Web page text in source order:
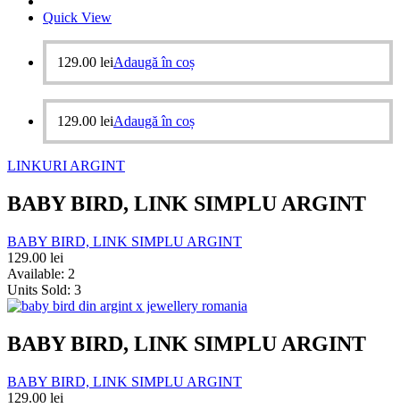
Quick View
129.00 leiAdaugă în coș
129.00 leiAdaugă în coș
LINKURI ARGINT
BABY BIRD, LINK SIMPLU ARGINT
BABY BIRD, LINK SIMPLU ARGINT
129.00 lei
Available: 2
Units Sold: 3
BABY BIRD, LINK SIMPLU ARGINT
BABY BIRD, LINK SIMPLU ARGINT
129.00 lei